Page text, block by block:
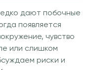
дают побочные
появляется
чувство
или слишком
риски и